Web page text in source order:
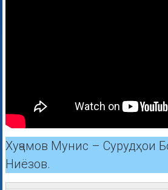
Хуҷамов Мунис – Сурудҳои
Ниёзов.